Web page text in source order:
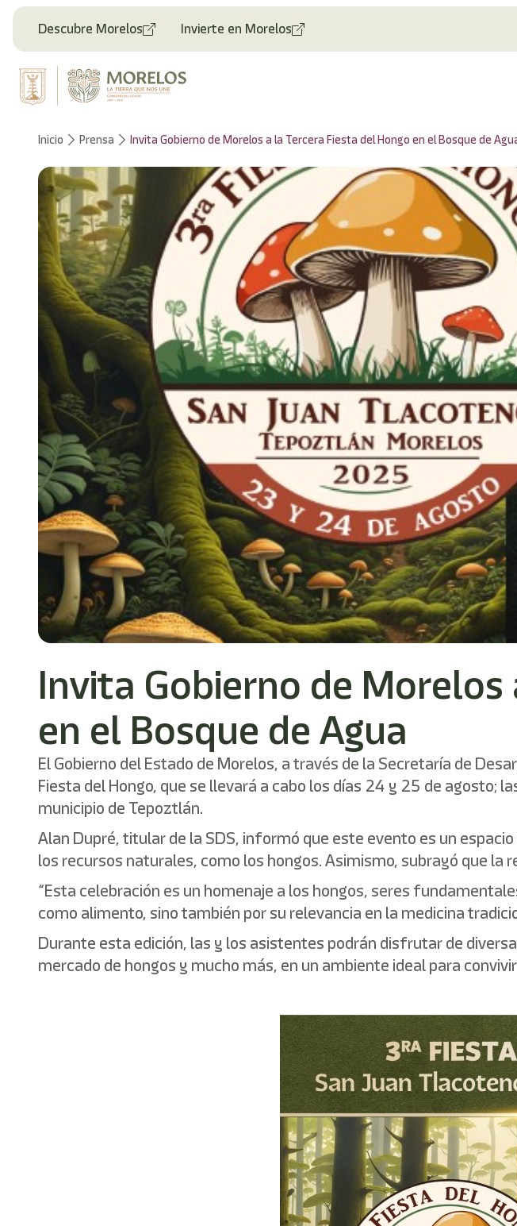
Descubre Morelos Invierte en Morelos
Inicio Prensa Invita Gobierno de Morelos a la Tercera Fiesta del Hongo en el Bosque de
Invita Gobierno de
en el Bosque de Agua
El Gobierno del Estado de Morelos, a través de la Secretaría de
Fiesta del Hongo, que se llevará a cabo los días 24 y 25 de agosto;
municipio de Tepoztlán.
Alan Dupré, titular de la SDS, informó que este evento es un
los recursos naturales, como los hongos. Asimismo, subrayó que
“Esta celebración es un homenaje a los hongos, seres
como alimento, sino también por su relevancia en la medicina
Durante esta edición, las y los asistentes podrán disfrutar de
mercado de hongos y mucho más, en un ambiente ideal para